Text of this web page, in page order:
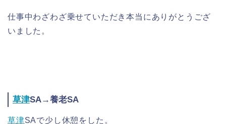
仕事中わざわざ乗せていただき本当にありがとうござ
いました。
草津SA→養老SA
草津SAで少し休憩をした。